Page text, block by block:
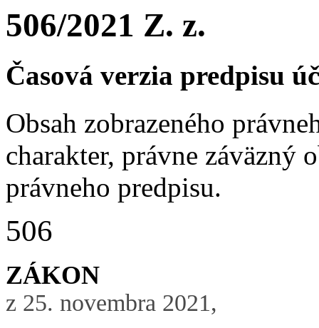
506/2021 Z. z.
Časová verzia predpisu
Obsah zobrazeného
charakter, právne záväzný
právneho predpisu.
506
ZÁKON
z 25. novembra 2021,